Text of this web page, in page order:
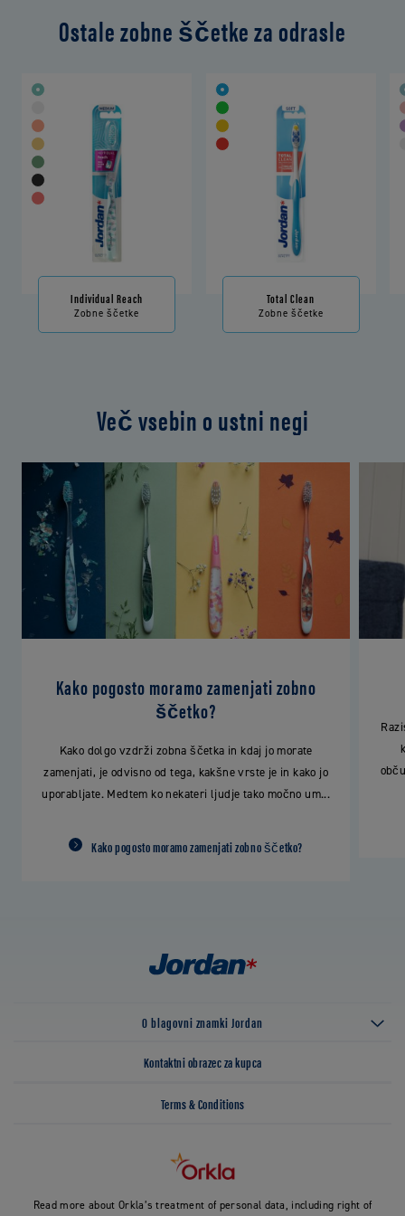
Ostale zobne ščetke za odrasle
Individual Reach
Zobne ščetke
Total Clean
Zobne ščetke
Več vsebin o ustni negi
Kako pogosto moramo zamenjati zobno
ščetko?
Kako dolgo vzdrži zobna ščetka in kdaj jo morate
zamenjati, je odvisno od tega, kakšne vrste je in kako jo
uporabljate. Medtem ko nekateri ljudje tako močno um...
Kako pogosto moramo zamenjati zobno ščetko?
O blagovni znamki Jordan
Kontaktni obrazec za kupca
Terms & Conditions
Read more about Orkla’s treatment of personal data, including right of